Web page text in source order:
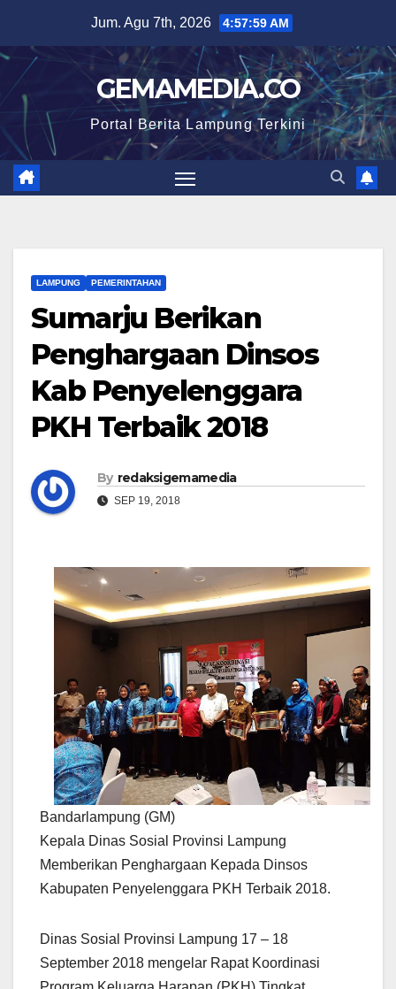
content
Jum. Agu 7th, 2026 4:58:00 AM
GEMAMEDIA.CO
Portal Berita Lampung Terkini
LAMPUNG PEMERINTAHAN
Sumarju Berikan
Penghargaan Dinsos
Kab Penyelenggara
PKH Terbaik 2018
By redaksigemamedia
SEP 19, 2018
Bandarlampung (GM)
Kepala Dinas Sosial Provinsi Lampung
Memberikan Penghargaan Kepada Dinsos
Kabupaten Penyelenggara PKH Terbaik 2018.
Dinas Sosial Provinsi Lampung 17 – 18
September 2018 mengelar Rapat Koordinasi